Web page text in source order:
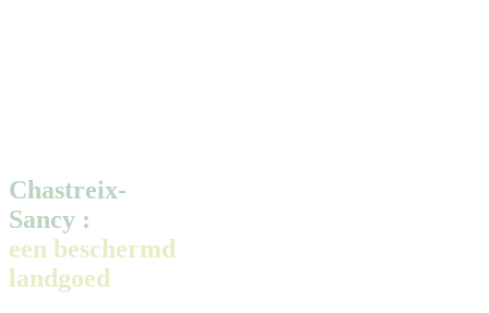
Chastreix-
Sancy :
een beschermd
landgoed